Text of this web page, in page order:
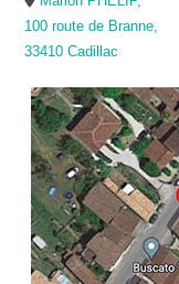
100 route de Branne,
33410 Cadillac